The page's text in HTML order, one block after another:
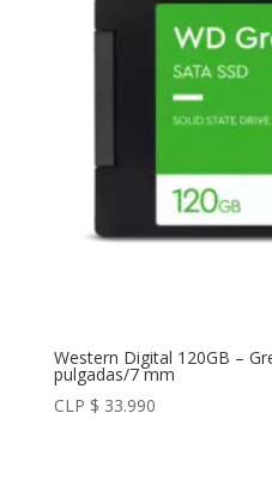
Western Digital 120GB –
pulgadas/7 mm
CLP $ 33.990